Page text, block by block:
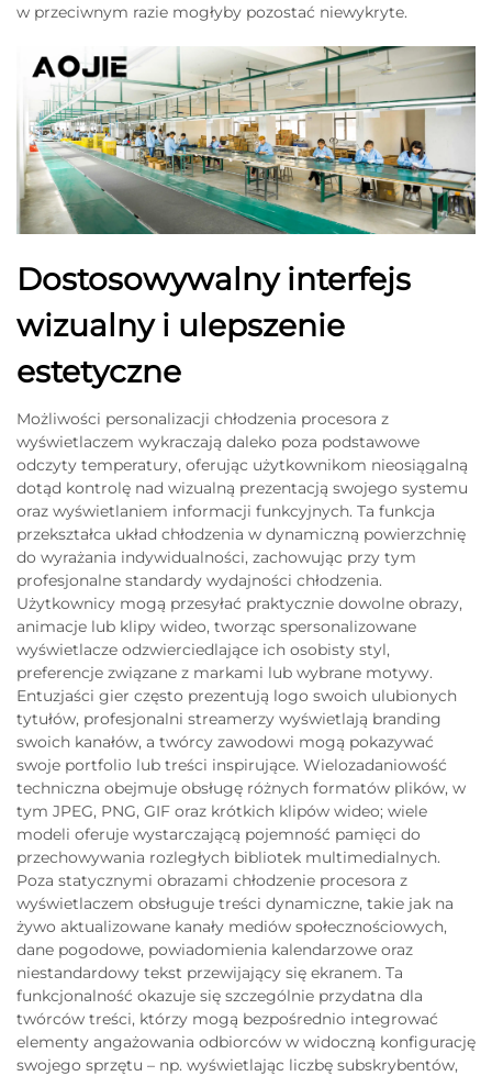
w przeciwnym razie mogłyby pozostać niewykryte.
Dostosowywalny interfejs
wizualny i ulepszenie
estetyczne
Możliwości personalizacji chłodzenia procesora z
wyświetlaczem wykraczają daleko poza podstawowe
odczyty temperatury, oferując użytkownikom nieosiągalną
dotąd kontrolę nad wizualną prezentacją swojego systemu
oraz wyświetlaniem informacji funkcyjnych. Ta funkcja
przekształca układ chłodzenia w dynamiczną powierzchnię
do wyrażania indywidualności, zachowując przy tym
profesjonalne standardy wydajności chłodzenia.
Użytkownicy mogą przesyłać praktycznie dowolne obrazy,
animacje lub klipy wideo, tworząc spersonalizowane
wyświetlacze odzwierciedlające ich osobisty styl,
preferencje związane z markami lub wybrane motywy.
Entuzjaści gier często prezentują logo swoich ulubionych
tytułów, profesjonalni streamerzy wyświetlają branding
swoich kanałów, a twórcy zawodowi mogą pokazywać
swoje portfolio lub treści inspirujące. Wielozadaniowość
techniczna obejmuje obsługę różnych formatów plików, w
tym JPEG, PNG, GIF oraz krótkich klipów wideo; wiele
modeli oferuje wystarczającą pojemność pamięci do
przechowywania rozległych bibliotek multimedialnych.
Poza statycznymi obrazami chłodzenie procesora z
wyświetlaczem obsługuje treści dynamiczne, takie jak na
żywo aktualizowane kanały mediów społecznościowych,
dane pogodowe, powiadomienia kalendarzowe oraz
niestandardowy tekst przewijający się ekranem. Ta
funkcjonalność okazuje się szczególnie przydatna dla
twórców treści, którzy mogą bezpośrednio integrować
elementy angażowania odbiorców w widoczną konfigurację
swojego sprzętu – np. wyświetlając liczbę subskrybentów,